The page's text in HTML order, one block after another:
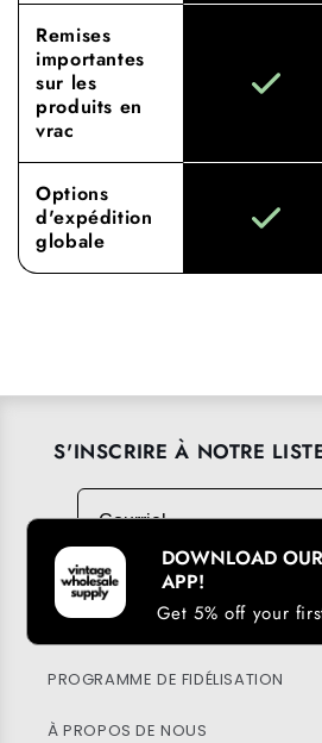
Remises
importantes
sur les
produits en
vrac
Options
d'expédition
globale
S'INSCRIRE À NOTRE
Courriel
TÉLÉCHARGER NOTRE APPLICATION
PROGRAMME DE FIDÉLISATION
À PROPOS DE NOUS
DOWNLOAD OUR
APP!
Get 5% off your